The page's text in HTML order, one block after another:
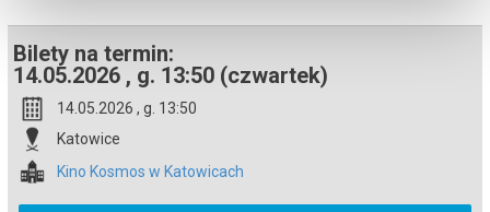
Bilety na termin:
14.05.2026 , g. 13:50 (czwartek)
14.05.2026 , g. 13:50
Katowice
Kino Kosmos w Katowicach